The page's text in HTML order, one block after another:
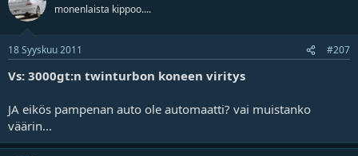
monenlaista kippoo....
18 Syyskuu 2011 #207
Vs: 3000gt:n twinturbon koneen viritys
JA eikös pampenan auto ole automaatti? vai muistanko
väärin...